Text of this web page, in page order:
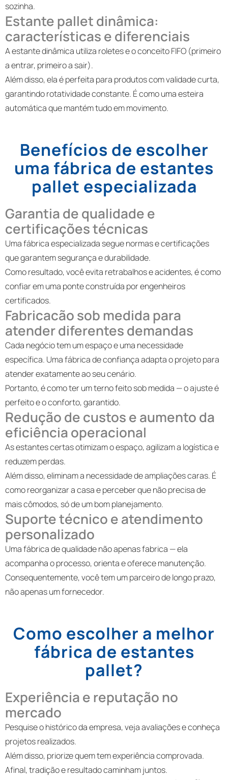
sozinha.
Estante pallet dinâmica:
características e diferenciais
A estante dinâmica utiliza roletes e o conceito FIFO (primeiro
a entrar, primeiro a sair).
Além disso, ela é perfeita para produtos com validade curta,
garantindo rotatividade constante. É como uma esteira
automática que mantém tudo em movimento.
Benefícios de escolher
uma fábrica de estantes
pallet especializada
Garantia de qualidade e
certificações técnicas
Uma fábrica especializada segue normas e certificações
que garantem segurança e durabilidade.
Como resultado, você evita retrabalhos e acidentes, é como
confiar em uma ponte construída por engenheiros
certificados.
Fabricacão sob medida para
atender diferentes demandas
Cada negócio tem um espaço e uma necessidade
específica. Uma fábrica de confiança adapta o projeto para
atender exatamente ao seu cenário.
Portanto, é como ter um terno feito sob medida — o ajuste é
perfeito e o conforto, garantido.
Redução de custos e aumento da
eficiência operacional
As estantes certas otimizam o espaço, agilizam a logística e
reduzem perdas.
Além disso, eliminam a necessidade de ampliações caras. É
como reorganizar a casa e perceber que não precisa de
mais cômodos, só de um bom planejamento.
Suporte técnico e atendimento
personalizado
Uma fábrica de qualidade não apenas fabrica — ela
acompanha o processo, orienta e oferece manutenção.
Consequentemente, você tem um parceiro de longo prazo,
não apenas um fornecedor.
Como escolher a melhor
fábrica de estantes
pallet?
Experiência e reputação no
mercado
Pesquise o histórico da empresa, veja avaliações e conheça
projetos realizados.
Além disso, priorize quem tem experiência comprovada.
Afinal, tradição e resultado caminham juntos.